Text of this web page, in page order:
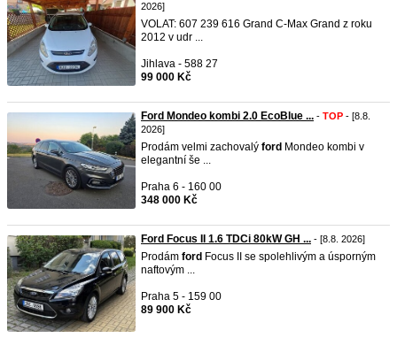
2026]
VOLAT: 607 239 616 Grand C-Max Grand z roku
2012 v udr ...
Jihlava - 588 27
99 000 Kč
Ford Mondeo kombi 2.0 EcoBlue ... - TOP - [8.8.
2026]
Prodám velmi zachovalý ford Mondeo kombi v
elegantní še ...
Praha 6 - 160 00
348 000 Kč
Ford Focus II 1.6 TDCi 80kW GH ... - [8.8. 2026]
Prodám ford Focus II se spolehlivým a úsporným
naftovým ...
Praha 5 - 159 00
89 900 Kč